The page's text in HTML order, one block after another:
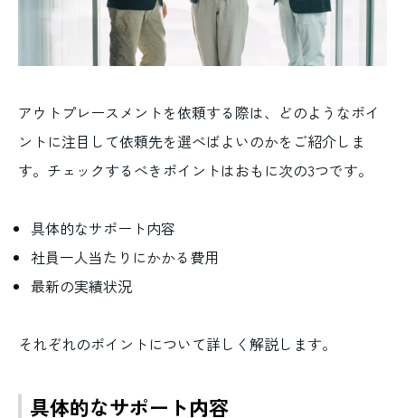
アウトプレースメントを依頼する際は、どのようなポイ
ントに注目して依頼先を選べばよいのかをご紹介しま
す。チェックするべきポイントはおもに次の3つです。
具体的なサポート内容
社員一人当たりにかかる費用
最新の実績状況
それぞれのポイントについて詳しく解説します。
具体的なサポート内容